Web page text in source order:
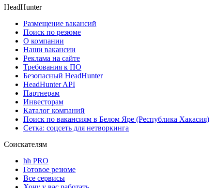
HeadHunter
Размещение вакансий
Поиск по резюме
О компании
Наши вакансии
Реклама на сайте
Требования к ПО
Безопасный HeadHunter
HeadHunter API
Партнерам
Инвесторам
Каталог компаний
Поиск по вакансиям в Белом Яре (Республика Хакасия)
Сетка: соцсеть для нетворкинга
Соискателям
hh PRO
Готовое резюме
Все сервисы